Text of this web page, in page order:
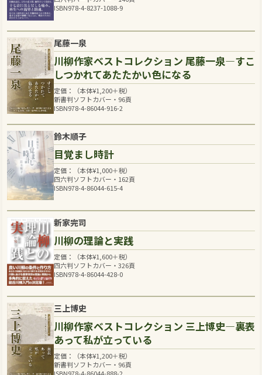
ISBN978-4-8237-1088-9
尾藤一泉
川柳作家ベストコレクション 尾藤一泉―すこ
しつかれてあたたかい色になる
定価：（本体¥1,200＋税）
新書判ソフトカバー・96頁
ISBN978-4-86044-916-2
鈴木順子
目覚まし時計
定価：（本体¥1,000＋税）
四六判ソフトカバー・162頁
ISBN978-4-86044-615-4
新家完司
川柳の理論と実践
定価：（本体¥1,600＋税）
四六判ソフトカバー・326頁
ISBN978-4-86044-428-0
三上博史
川柳作家ベストコレクション 三上博史―裏表
あって私が立っている
定価：（本体¥1,200＋税）
新書判ソフトカバー・96頁